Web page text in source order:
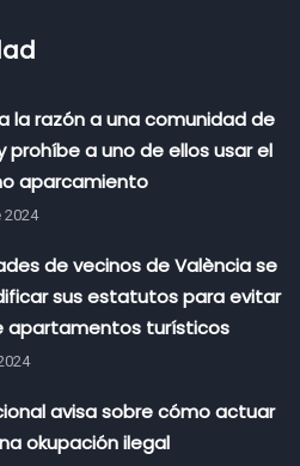
la razón a una comunidad de
prohíbe a uno de ellos usar el
aparcamiento
2024
de vecinos de València se
sus estatutos para evitar
apartamentos turísticos
avisa sobre cómo actuar
okupación ilegal